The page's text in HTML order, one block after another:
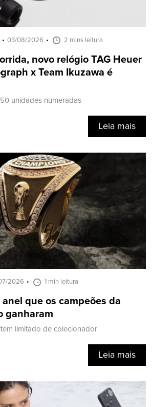
03/08/2026 2 mins leitura
novo relógio TAG Heuer
x Team Ikuzawa é
unidades numeradas
Leia mais
2026 1 min leitura
que os campeões da
ganharam
limitado de colecionador
Leia mais